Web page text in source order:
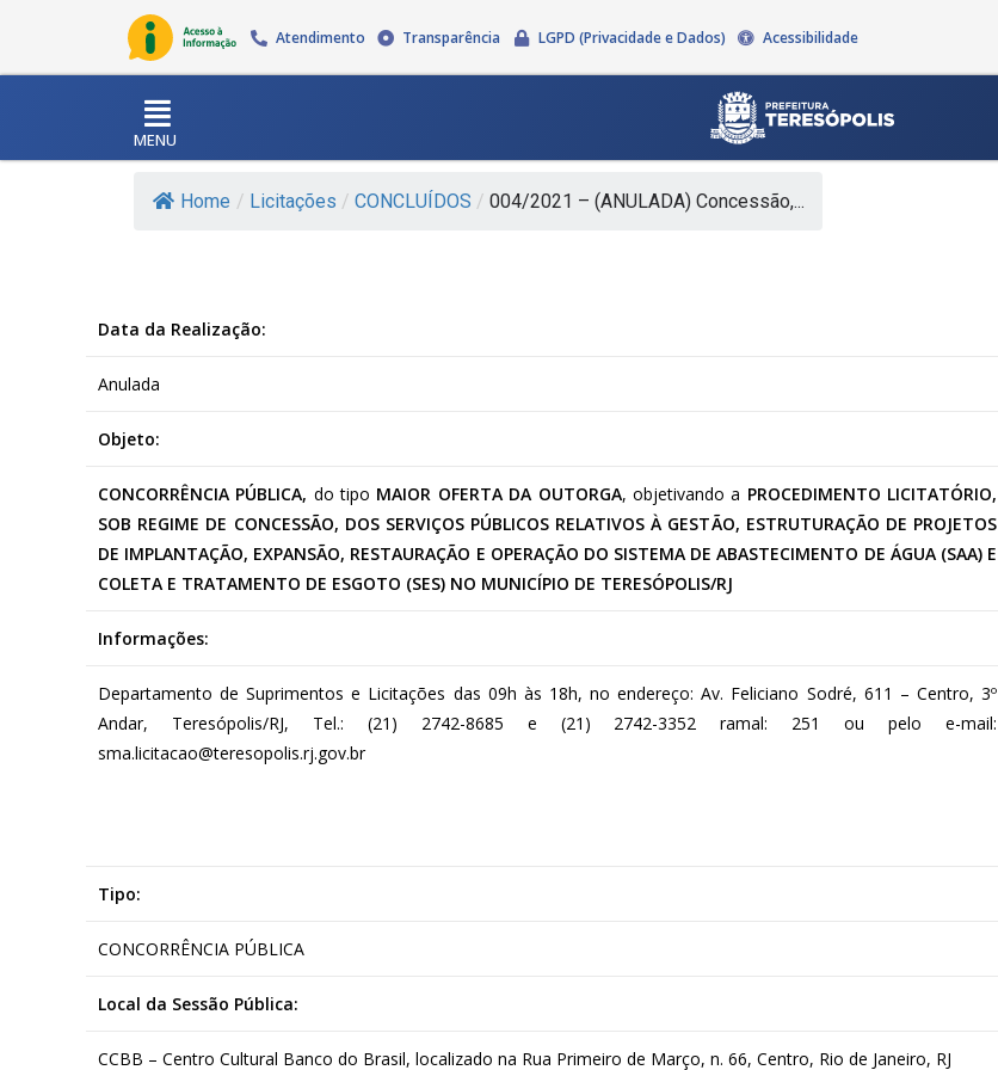
Atendimento Transparência LGPD (Privacidade e Dados) Acessibilidade
MENU
Home / Licitações / CONCLUÍDOS / 004/2021 – (ANULADA) Concessão,...
Data da Realização:
Anulada
Objeto:
CONCORRÊNCIA PÚBLICA, do tipo MAIOR OFERTA DA OUTORGA, objetivando a PROCEDIMENTO LICITATÓRIO,
SOB REGIME DE CONCESSÃO, DOS SERVIÇOS PÚBLICOS RELATIVOS À GESTÃO, ESTRUTURAÇÃO DE PROJETOS
DE IMPLANTAÇÃO, EXPANSÃO, RESTAURAÇÃO E OPERAÇÃO DO SISTEMA DE ABASTECIMENTO DE ÁGUA (SAA) E
COLETA E TRATAMENTO DE ESGOTO (SES) NO MUNICÍPIO DE TERESÓPOLIS/RJ
Informações:
Departamento de Suprimentos e Licitações das 09h às 18h, no endereço: Av. Feliciano Sodré, 611 – Centro, 3º
Andar, Teresópolis/RJ, Tel.: (21) 2742-8685 e (21) 2742-3352 ramal: 251 ou pelo e-mail:
sma.licitacao@teresopolis.rj.gov.br
Tipo:
CONCORRÊNCIA PÚBLICA
Local da Sessão Pública:
CCBB – Centro Cultural Banco do Brasil, localizado na Rua Primeiro de Março, n. 66, Centro, Rio de Janeiro, RJ